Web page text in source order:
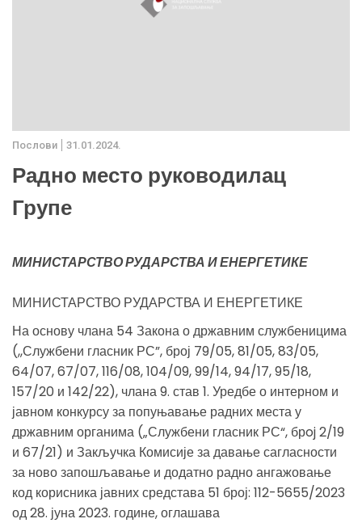
Послови 31.01.2024.
Радно место руководилац
Групе
МИНИСТАРСТВО РУДАРСТВА И ЕНЕРГЕТИКЕ
МИНИСТАРСТВО РУДАРСТВА И ЕНЕРГЕТИКЕ
На основу члана 54 Закона о државним службеницима
(,,Службени гласник РС”, број 79/05, 81/05, 83/05,
64/07, 67/07, 116/08, 104/09, 99/14, 94/17, 95/18,
157/20 и 142/22), члана 9. став 1. Уредбе о интерном и
јавном конкурсу за попуњавање радних места у
државним органима („Службени гласник РС“, брoj 2/19
и 67/21) и Закључка Комисије за давање сагласности
за ново запошљавање и додатно радно ангажовање
код корисника јавних средстава 51 број: 112-5655/2023
од 28. јуна 2023. године, оглашава